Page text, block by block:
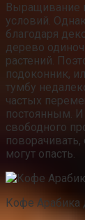
Выращивание
условий.
благодаря
дерево
растений.
подоконник,
тумбу
частых
постоянным.
свободного
могут опасть.
Кофе Арабика